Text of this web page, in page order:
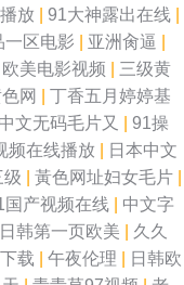
放 91大神露出在线
一区电影 亚洲肏逼
欧美电影视频
三级黄
网
丁香五月婷婷基
中文无码毛片又
91操
频在线播放
日本中文
级 黃色网址妇女毛片
国产视频在线
中文字
日韩第一页欧美
久久
载 午夜伦理
日韩欧